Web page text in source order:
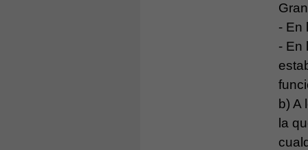
- En
- En
b) A
la